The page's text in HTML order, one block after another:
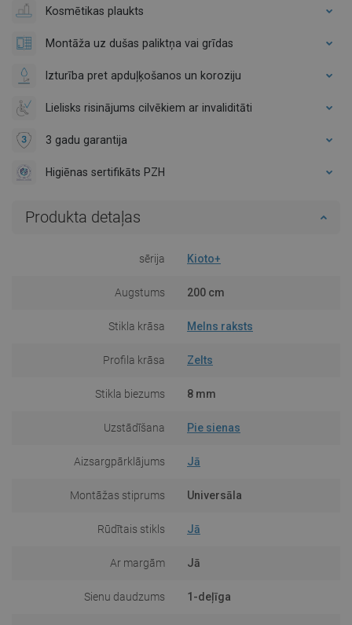
Kosmētikas plaukts
Montāža uz dušas paliktņa vai grīdas
Izturība pret apduļķošanos un koroziju
Lielisks risinājums cilvēkiem ar invaliditāti
3 gadu garantija
Higiēnas sertifikāts PZH
Produkta detaļas
sērija Kioto+
Augstums 200 cm
Stikla krāsa Melns raksts
Profila krāsa Zelts
Stikla biezums 8 mm
Uzstādīšana Pie sienas
Aizsargpārklājums Jā
Montāžas stiprums Universāla
Rūdītais stikls Jā
Ar margām Jā
Sienu daudzums 1-deļīga